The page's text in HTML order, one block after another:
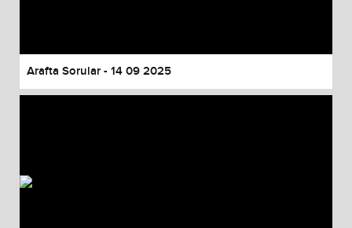
Arafta Sorular - 14 09 2025